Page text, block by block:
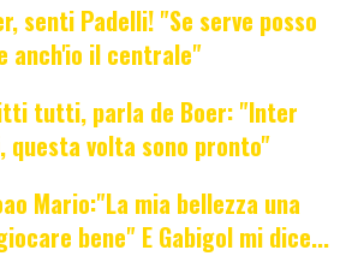
senti Padelli! "Se serve posso
anch'io il centrale"
Zitti tutti, parla de Boer: "Inter
questa volta sono pronto"
Mario:"La mia bellezza una
bene" E Gabigol mi dice...